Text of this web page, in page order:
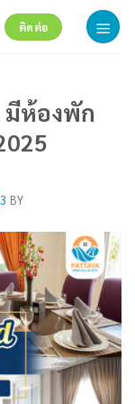
ติดต่อ
มีห้องพัก
BY